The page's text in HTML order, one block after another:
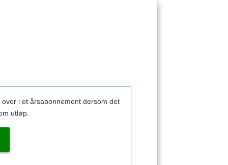
i et årsabonnement dersom det
utløp.